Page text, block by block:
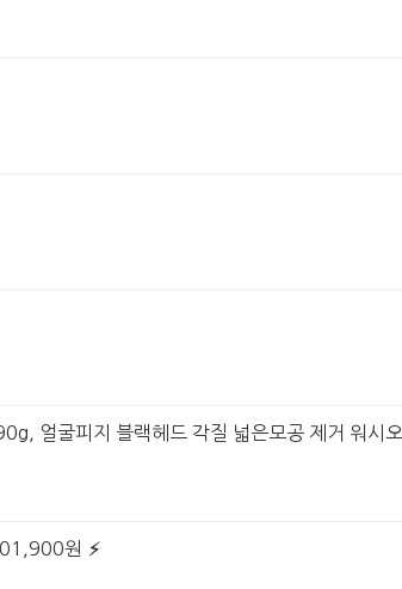
얼굴피지 블랙헤드 각질 넓은모공 제거 워시오
원